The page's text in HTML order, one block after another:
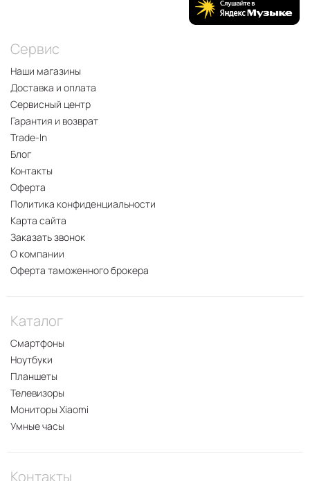
Сервис
Наши магазины
Доставка и оплата
Сервисный центр
Гарантия и возврат
Trade-In
Блог
Контакты
Оферта
Политика конфиденциальности
Карта сайта
Заказать звонок
О компании
Оферта таможенного брокера
Каталог
Смартфоны
Ноутбуки
Планшеты
Телевизоры
Мониторы Xiaomi
Умные часы
Контакты